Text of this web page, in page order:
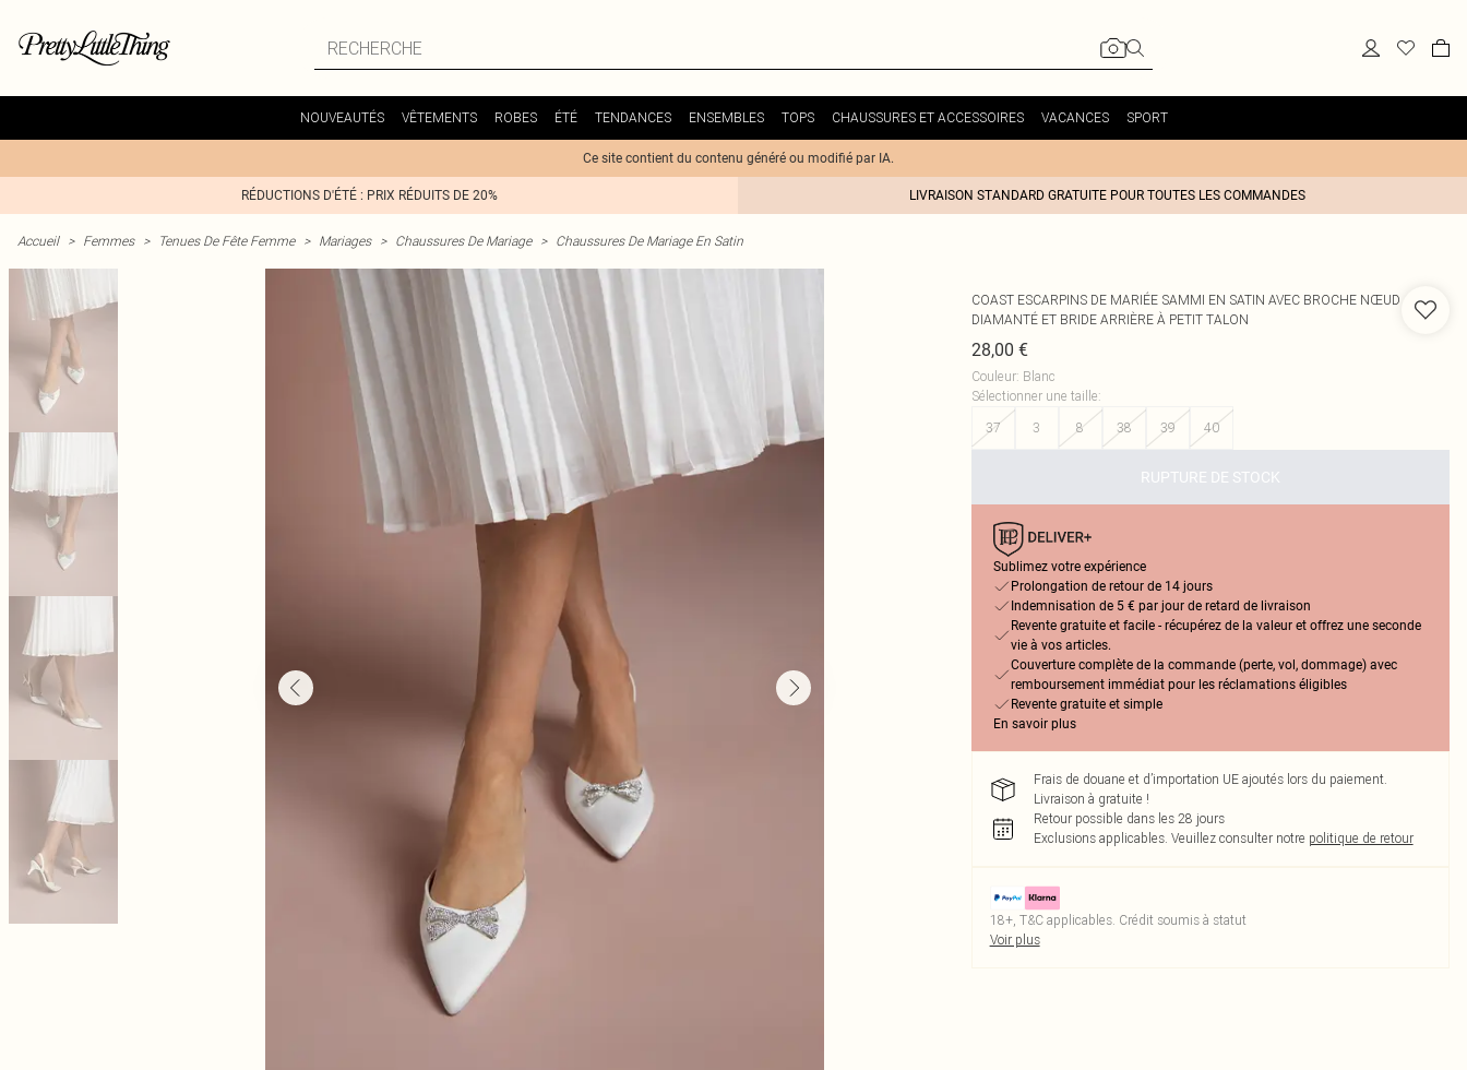
NOUVEAUTÉS VÊTEMENTS ROBES ÉTÉ TENDANCES ENSEMBLES TOPS CHAUSSURES ET ACCESSOIRES VACANCES SPORT
Ce site contient du contenu généré ou modifié par IA.
RÉDUCTIONS D'ÉTÉ : PRIX RÉDUITS DE 20% LIVRAISON STANDARD GRATUITE POUR TOUTES LES COMMANDES
Accueil > Femmes > Tenues De Fête Femme > Mariages > Chaussures De Mariage > Chaussures De Mariage En Satin
COAST ESCARPINS DE MARIÉE SAMMI EN SATIN AVEC BROCHE NŒUD
DIAMANTÉ ET BRIDE ARRIÈRE À PETIT TALON
28,00 €
Couleur: Blanc
Sélectionner une taille:
37
3 8 38 39 40
RUPTURE DE STOCK
Sublimez votre expérience
Prolongation de retour de 14 jours
Indemnisation de 5 € par jour de retard de livraison
Revente gratuite et facile - récupérez de la valeur et offrez une seconde
vie à vos articles.
Couverture complète de la commande (perte, vol, dommage) avec
remboursement immédiat pour les réclamations éligibles
Revente gratuite et simple
En savoir plus
Frais de douane et d’importation UE ajoutés lors du paiement.
Livraison à gratuite !
Retour possible dans les 28 jours
Exclusions applicables. Veuillez consulter notre politique de retour
18+, T&C applicables. Crédit soumis à statut
Voir plus